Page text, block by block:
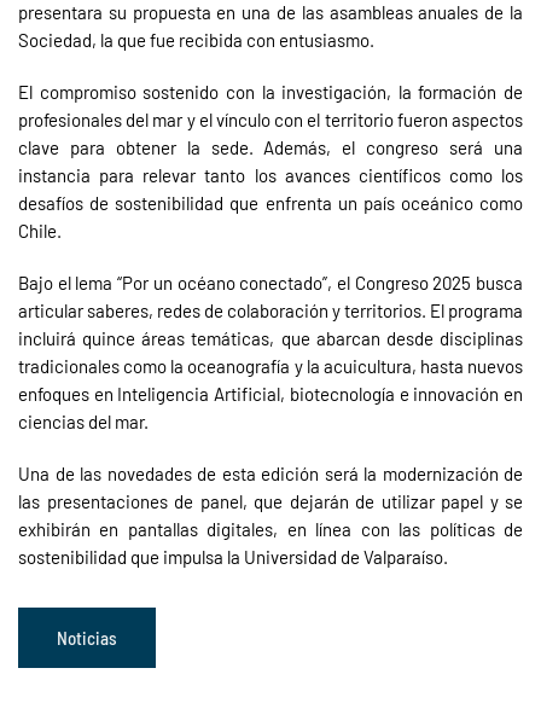
presentara su propuesta en una de las asambleas anuales de la
Sociedad, la que fue recibida con entusiasmo.
El compromiso sostenido con la investigación, la formación de
profesionales del mar y el vínculo con el territorio fueron aspectos
clave para obtener la sede. Además, el congreso será una
instancia para relevar tanto los avances científicos como los
desafíos de sostenibilidad que enfrenta un país oceánico como
Chile.
Bajo el lema “Por un océano conectado”, el Congreso 2025 busca
articular saberes, redes de colaboración y territorios. El programa
incluirá quince áreas temáticas, que abarcan desde disciplinas
tradicionales como la oceanografía y la acuicultura, hasta nuevos
enfoques en Inteligencia Artificial, biotecnología e innovación en
ciencias del mar.
Una de las novedades de esta edición será la modernización de
las presentaciones de panel, que dejarán de utilizar papel y se
exhibirán en pantallas digitales, en línea con las políticas de
sostenibilidad que impulsa la Universidad de Valparaíso.
Noticias